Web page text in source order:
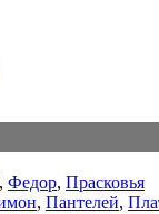
, Федор, Прасковья
, Пантелей,